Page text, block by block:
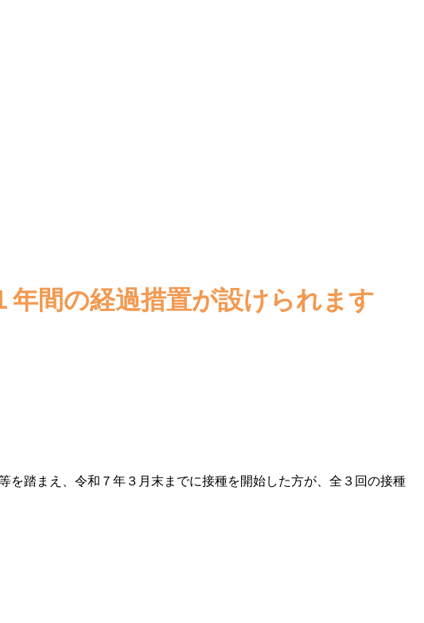
間の経過措置が設けられます
踏まえ、令和７年３月末までに接種を開始した方が、全３回の接種